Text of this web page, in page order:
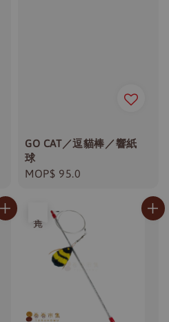
GO CAT／逗貓棒／響紙
球
Regular
MOP$ 95.0